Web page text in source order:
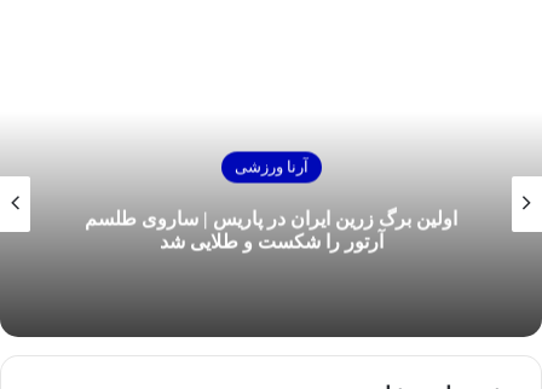
آرنا ورزشی
اولین برگ زرین ایران در پاریس | ساروی طلسم
آرتور را شکست و طلایی شد